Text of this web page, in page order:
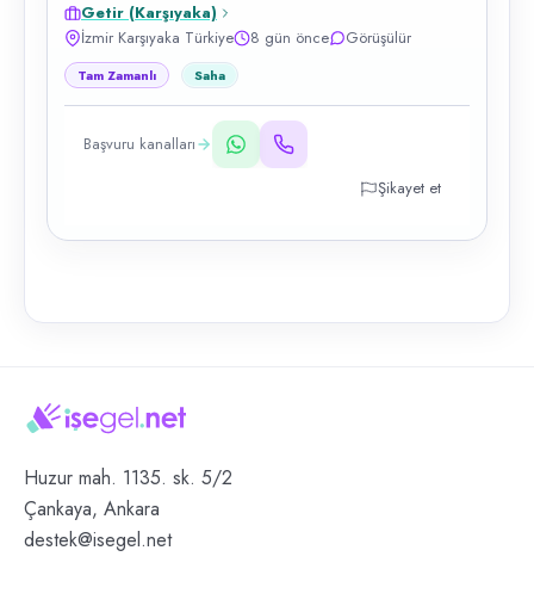
Getir (Karşıyaka)
İzmir Karşıyaka Türkiye
8 gün önce Görüşülür
Tam Zamanlı Saha
Başvuru kanalları
Şikayet et
Huzur mah. 1135. sk. 5/2
Çankaya, Ankara
destek@isegel.net